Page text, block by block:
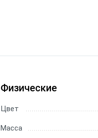
Физические
Цвет
Масса